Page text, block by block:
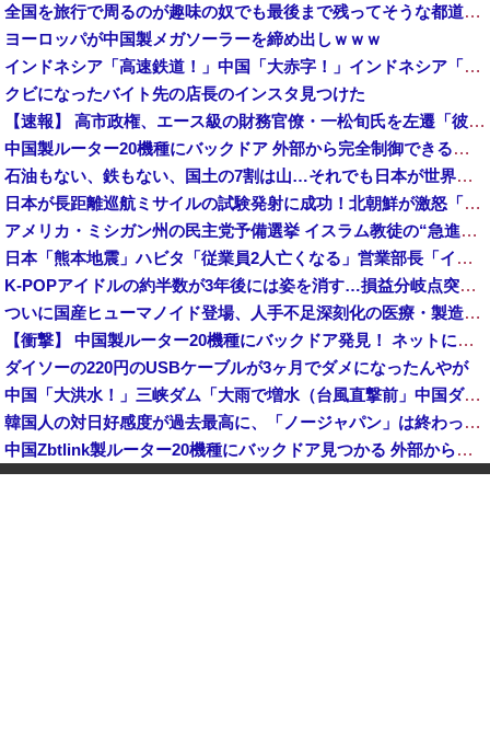
全国を旅行で周るのが趣味の奴でも最後まで残ってそうな都道府県
ヨーロッパが中国製メガソーラーを締め出しｗｗｗ
インドネシア「高速鉄道！」中国「大赤字！」インドネシア「運営会社の株式購入！（負債対策」中国「はい（巨額負債」インドネシア「700km延伸計画！（実質中止」→
クビになったバイト先の店長のインスタ見つけた
【速報】 高市政権、エース級の財務官僚・一松旬氏を左遷「彼は協力的でなかった」財務省の言いなりではないことが判明
中国製ルーター20機種にバックドア 外部から完全制御できる機能が仕込まれていた
石油もない、鉄もない、国土の7割は山…それでも日本が世界屈指の経済大国になれた「勤勉さ」以外の勝因！
日本が長距離巡航ミサイルの試験発射に成功！北朝鮮が激怒「日本が戦争国家になろうとしている」「絶対に傍観しない、必ず後悔させる」
アメリカ・ミシガン州の民主党予備選挙 イスラム教徒の“急進左派”候補が勝利確実に⋯トランプ氏は批判
日本「熊本地震」ハビタ「従業員2人亡くなる」営業部長「イオンのスタッフに制止されなかった」日本「部長が連絡後の店員行動を証言（謎」イオン「再入館可能の事実ない」→
K-POPアイドルの約半数が3年後には姿を消す…損益分岐点突破は4％未満
ついに国産ヒューマノイド登場、人手不足深刻化の医療・製造現場などでの活用想定！
【衝撃】 中国製ルーター20機種にバックドア発見！ ネットに繋ぐだけで35秒ごとに中国のサーバーと通信
ダイソーの220円のUSBケーブルが3ヶ月でダメになったんやが
中国「大洪水！」三峡ダム「大雨で増水（台風直撃前」中国ダム「緊急放流！」中国鉄道「列車が走行中に流される」中国避難所「支援物資は有料です」謎の勢力「え」→
韓国人の対日好感度が過去最高に、「ノージャパン」は終わった？＝ネット「中国より100倍いい」
中国Zbtlink製ルーター20機種にバックドア見つかる 外部から完全制御のおそれ
中国企業Zbtlink製のルーター20機種にバックドア… 外部から完全制御のおそれ